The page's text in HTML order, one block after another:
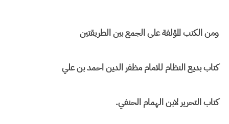
ومن الكتب المؤلفة على الجمع بين الطريقتين
كتاب بديع النظام للامام مظفر الدين احمد بن علي
كتاب التحرير لابن الهمام الحنفي.